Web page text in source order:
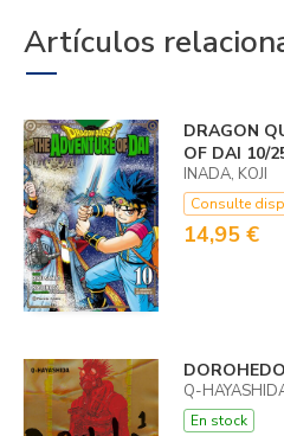
Artículos
DRAGON
OF DAI 10/
INADA, KOJI
Consulte
14,95 €
Q-
En stock